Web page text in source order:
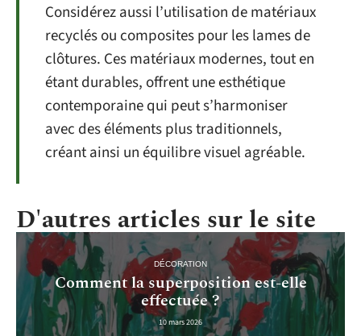
Considérez aussi l’utilisation de matériaux
recyclés ou composites pour les lames de
clôtures. Ces matériaux modernes, tout en
étant durables, offrent une esthétique
contemporaine qui peut s’harmoniser
avec des éléments plus traditionnels,
créant ainsi un équilibre visuel agréable.
D'autres articles sur le site
DÉCORATION
Comment la superposition est-elle
effectuée ?
10 mars 2026